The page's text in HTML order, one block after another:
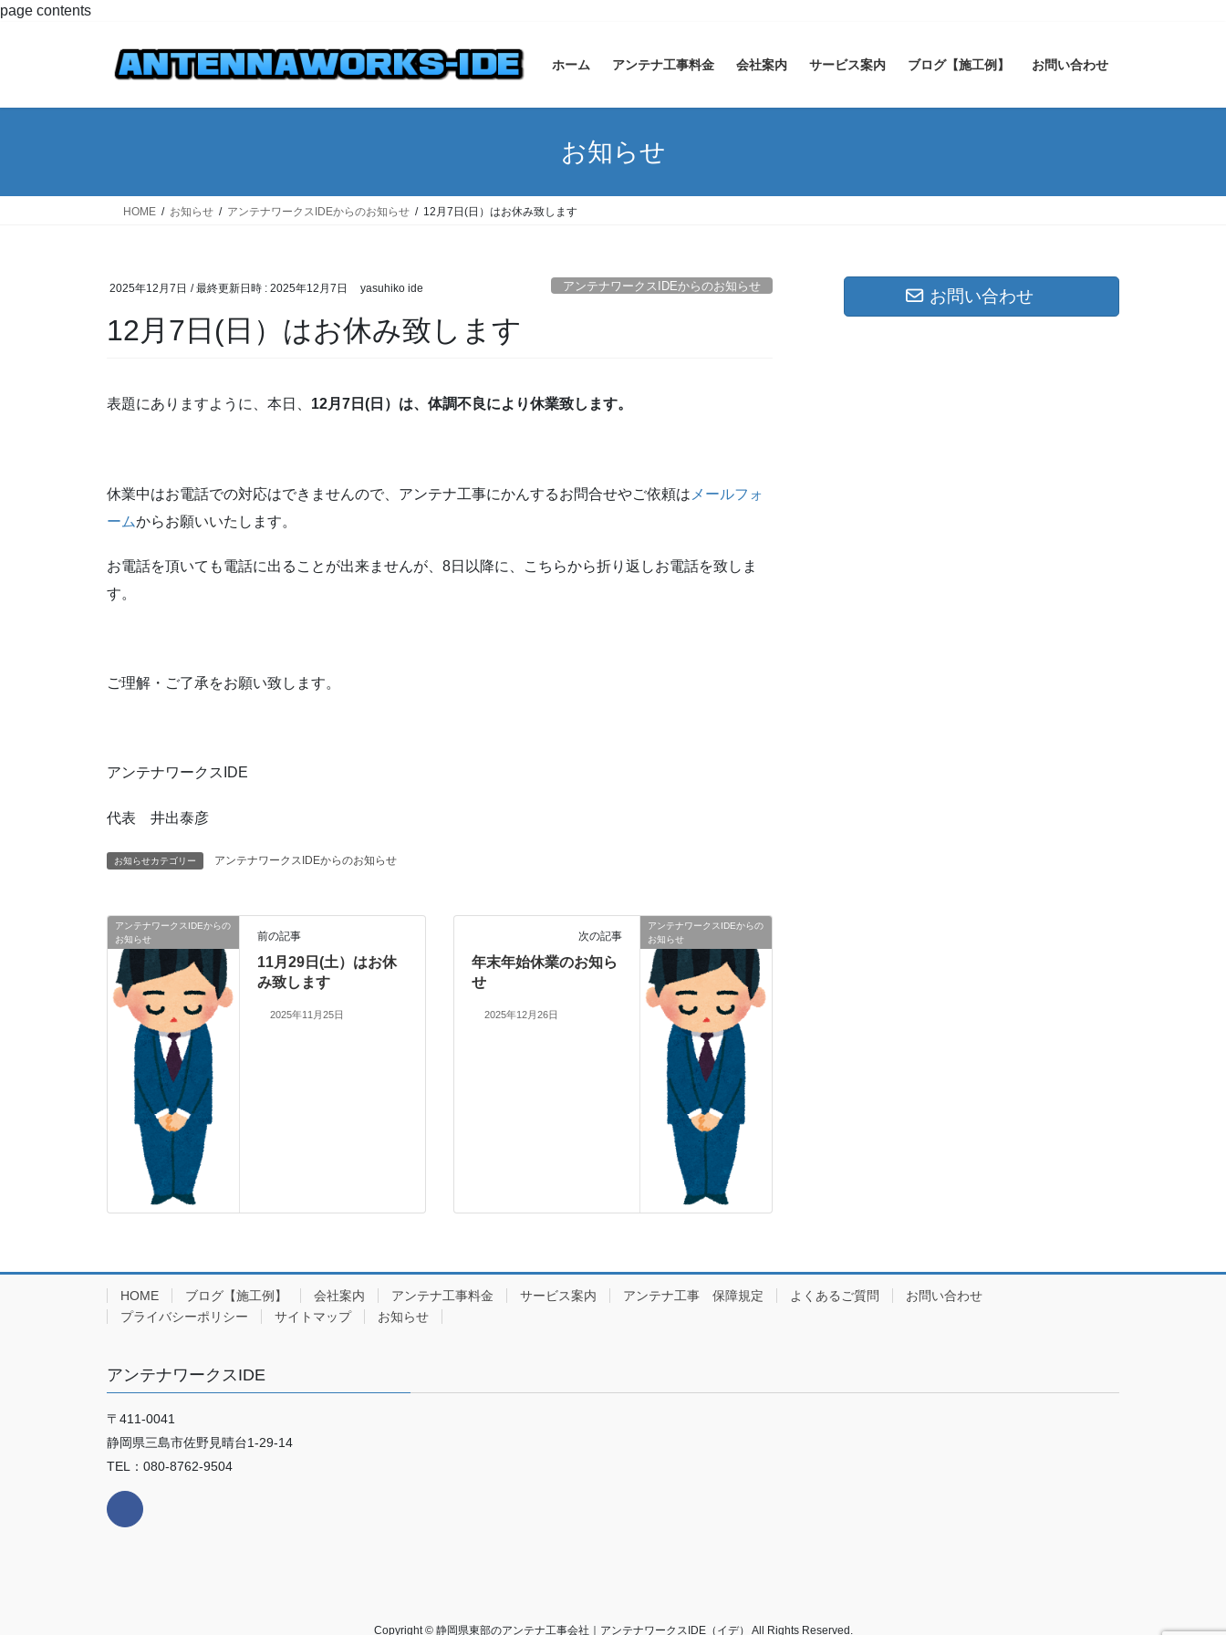
page contentsコ
ナ
ホーム アンテナ工事料金 会社案内 サービス案内 ブログ【施工例】 お問い合わせ
お知らせ
HOME お知らせ アンテナワークスIDEからのお知らせ 12月7日(日）はお休み致します
2025年12月7日 / 最終更新日時 : 2025年12月7日 yasuhiko ide アンテナワークスIDEからのお知らせ
12月7日(日）はお休み致します
表題にありますように、本日、 12月7日(日）は、体調不良により休業致します。
休業中はお電話での対応はできませんので、アンテナ工事にかんするお問合せやご依頼は メールフォ
ームからお願いいたします。
お電話を頂いても電話に出ることが出来ませんが、8日以降に、こちらから折り返しお電話を致しま
す。
ご理解・ご了承をお願い致します。
アンテナワークスIDE
代表 井出泰彦
お知らせカテゴリー アンテナワークスIDEからのお知らせ
アンテナワークスIDEからの
お知らせ
前の記事
11月29日(土）はお休
み致します
2025年11月25日
アンテナワークスIDEからの
お知らせ
次の記事
年末年始休業のお知ら
せ
2025年12月26日
お問い合わせ
HOME ブログ【施工例】 会社案内 アンテナ工事料金 サービス案内 アンテナ工事 保障規定 よくあるご質問
お問い合わせ
プライバシーポリシー
サイトマップ お知らせ
アンテナワークスIDE
〒411-0041
静岡県三島市佐野見晴台1-29-14
TEL：080-8762-9504
Copyright © 静岡県東部のアンテナ工事会社｜アンテナワークスIDE（イデ） All Rights Reserved.